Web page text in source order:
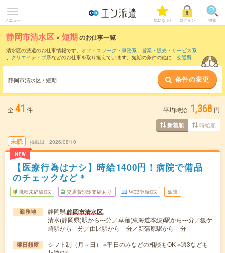
メニュー 気になる! ログイン 検索
静岡市清水区 ×短期のお仕事一覧
清水区の派遣のお仕事情報です。 オフィスワーク・事務系、 営業・販売・サービス系
、 クリエイティブ系などのお仕事を取り揃えています。短期の条件の他に、 交通費別
静岡市清水区 / 短期 条件の変更
全 41 件 平均時給: 1,368 円
新着順 時給順
未読
NEW
掲載日 2026/08/10
【医療行為はナシ】時給1400円！病院で備品
のチェックなど＊
職種未経験OK 交通費別途支給あり WEB登録OK 派遣
勤務地 静岡県静岡市清水区
清水(静岡県)駅から---分／草薙(東海道本線)駅から---分／狐ケ
崎駅から---分／由比駅から---分／新蒲原駅から---分
曜日頻度
シフト制（月～日） ※平日のみなどの相談もOK ※週3なども